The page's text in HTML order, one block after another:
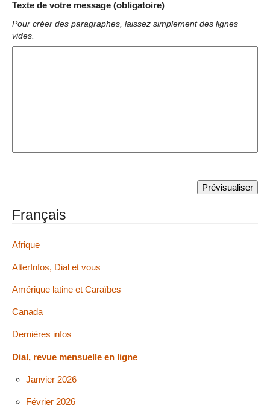
Texte de votre message (obligatoire)
Pour créer des paragraphes, laissez simplement des lignes
vides.
Français
Afrique
AlterInfos, Dial et vous
Amérique latine et Caraïbes
Canada
Dernières infos
Dial, revue mensuelle en ligne
Janvier 2026
Février 2026